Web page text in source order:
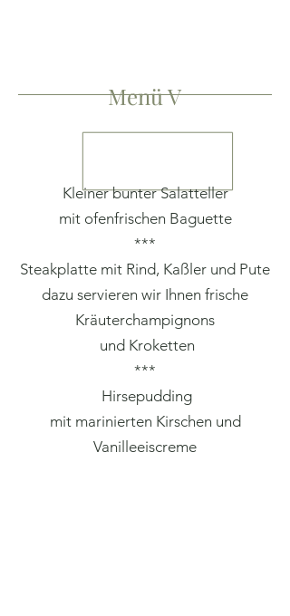
Menü V
Kleiner bunter Salatteller
mit ofenfrischen Baguette
***
Steakplatte mit Rind, Kaßler und Pute
dazu servieren wir Ihnen frische
Kräuterchampignons
und Kroketten
***
Hirsepudding
mit marinierten Kirschen und
Vanilleeiscreme